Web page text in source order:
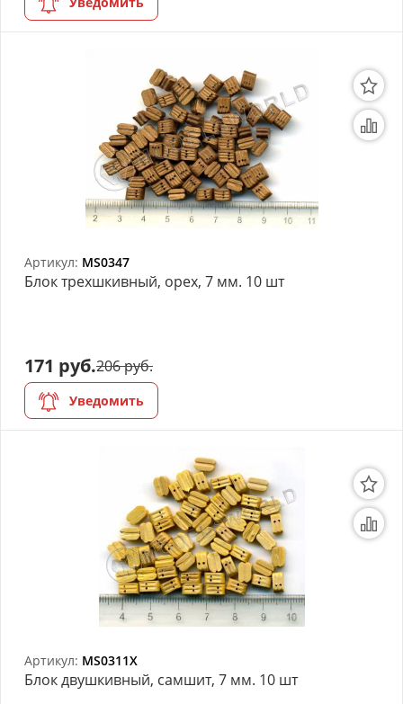
Артикул: MS0347
Блок трехшкивный, орех, 7 мм. 10 шт
171 руб.206 руб.
Уведомить
Артикул: MS0311X
Блок двушкивный, самшит, 7 мм. 10 шт